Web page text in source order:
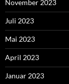
November 2023
Juli 2023
Mai 2023
April 2023
Januar 2023